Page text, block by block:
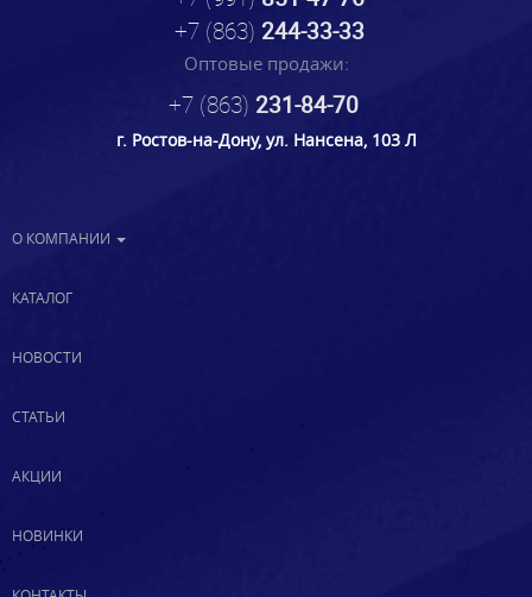
+7 (863) 244-33-33
Оптовые продажи:
+7 (863) 231-84-70
г. Ростов-на-Дону, ул. Нансена, 103 Л
О КОМПАНИИ
КАТАЛОГ
НОВОСТИ
СТАТЬИ
АКЦИИ
НОВИНКИ